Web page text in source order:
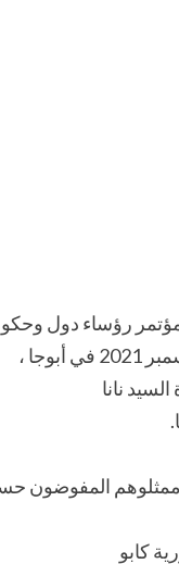
لمؤتمر رؤساء دول
نانا
كابو